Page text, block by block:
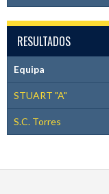
RESULTADOS
Equipa
STUART "A"
S.C. Torres